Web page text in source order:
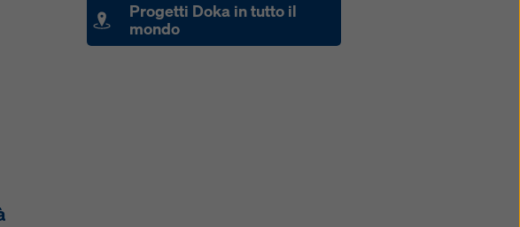
Progetti Doka in tutto il
mondo